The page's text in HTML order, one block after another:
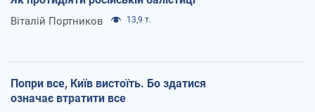
Віталій Портников 13,9 т.
Попри все, Київ вистоїть. Бо здатися
означає втратити все